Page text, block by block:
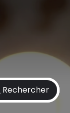
Rechercher